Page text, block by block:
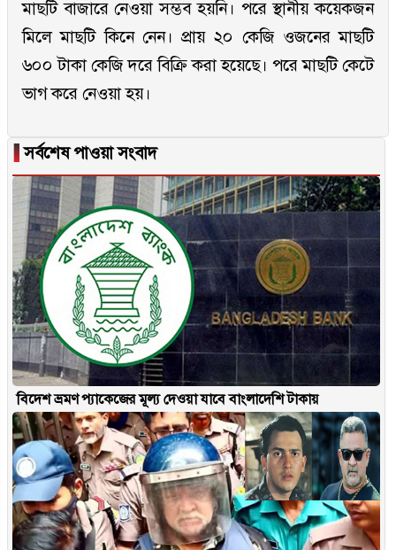
মাছটি বাজারে নেওয়া সম্ভব হয়নি। পরে স্থানীয় কয়েকজন
মিলে মাছটি কিনে নেন। প্রায় ২০ কেজি ওজনের মাছটি
৬০০ টাকা কেজি দরে বিক্রি করা হয়েছে। পরে মাছটি কেটে
ভাগ করে নেওয়া হয়।
▐সর্বশেষ পাওয়া সংবাদ
বিদেশ ভ্রমণ প্যাকেজের মূল্য দেওয়া যাবে বাংলাদেশি টাকায়